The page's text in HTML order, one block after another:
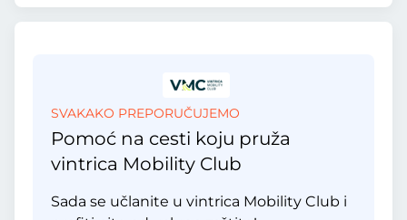
SVAKAKO PREPORUČUJEMO
Pomoć na cesti koju pruža
vintrica Mobility Club
Sada se učlanite u vintrica Mobility Club i